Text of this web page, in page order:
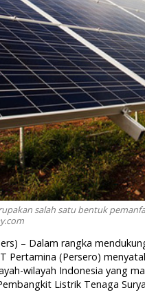
salah satu bentuk
– Dalam rangka
Pertamina (Persero)
wilayah Indonesia yang
Listrik Tenaga